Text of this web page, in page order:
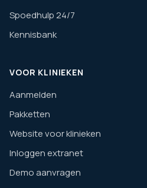
Spoedhulp 24/7
Kennisbank
VOOR KLINIEKEN
Aanmelden
Pakketten
Website voor klinieken
Inloggen extranet
Demo aanvragen